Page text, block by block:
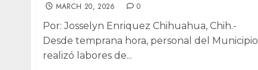
MARCH 20, 2026 0
Por: Josselyn Enriquez Chihuahua, Chih.-
Desde temprana hora, personal del Municipio
realizó labores de...